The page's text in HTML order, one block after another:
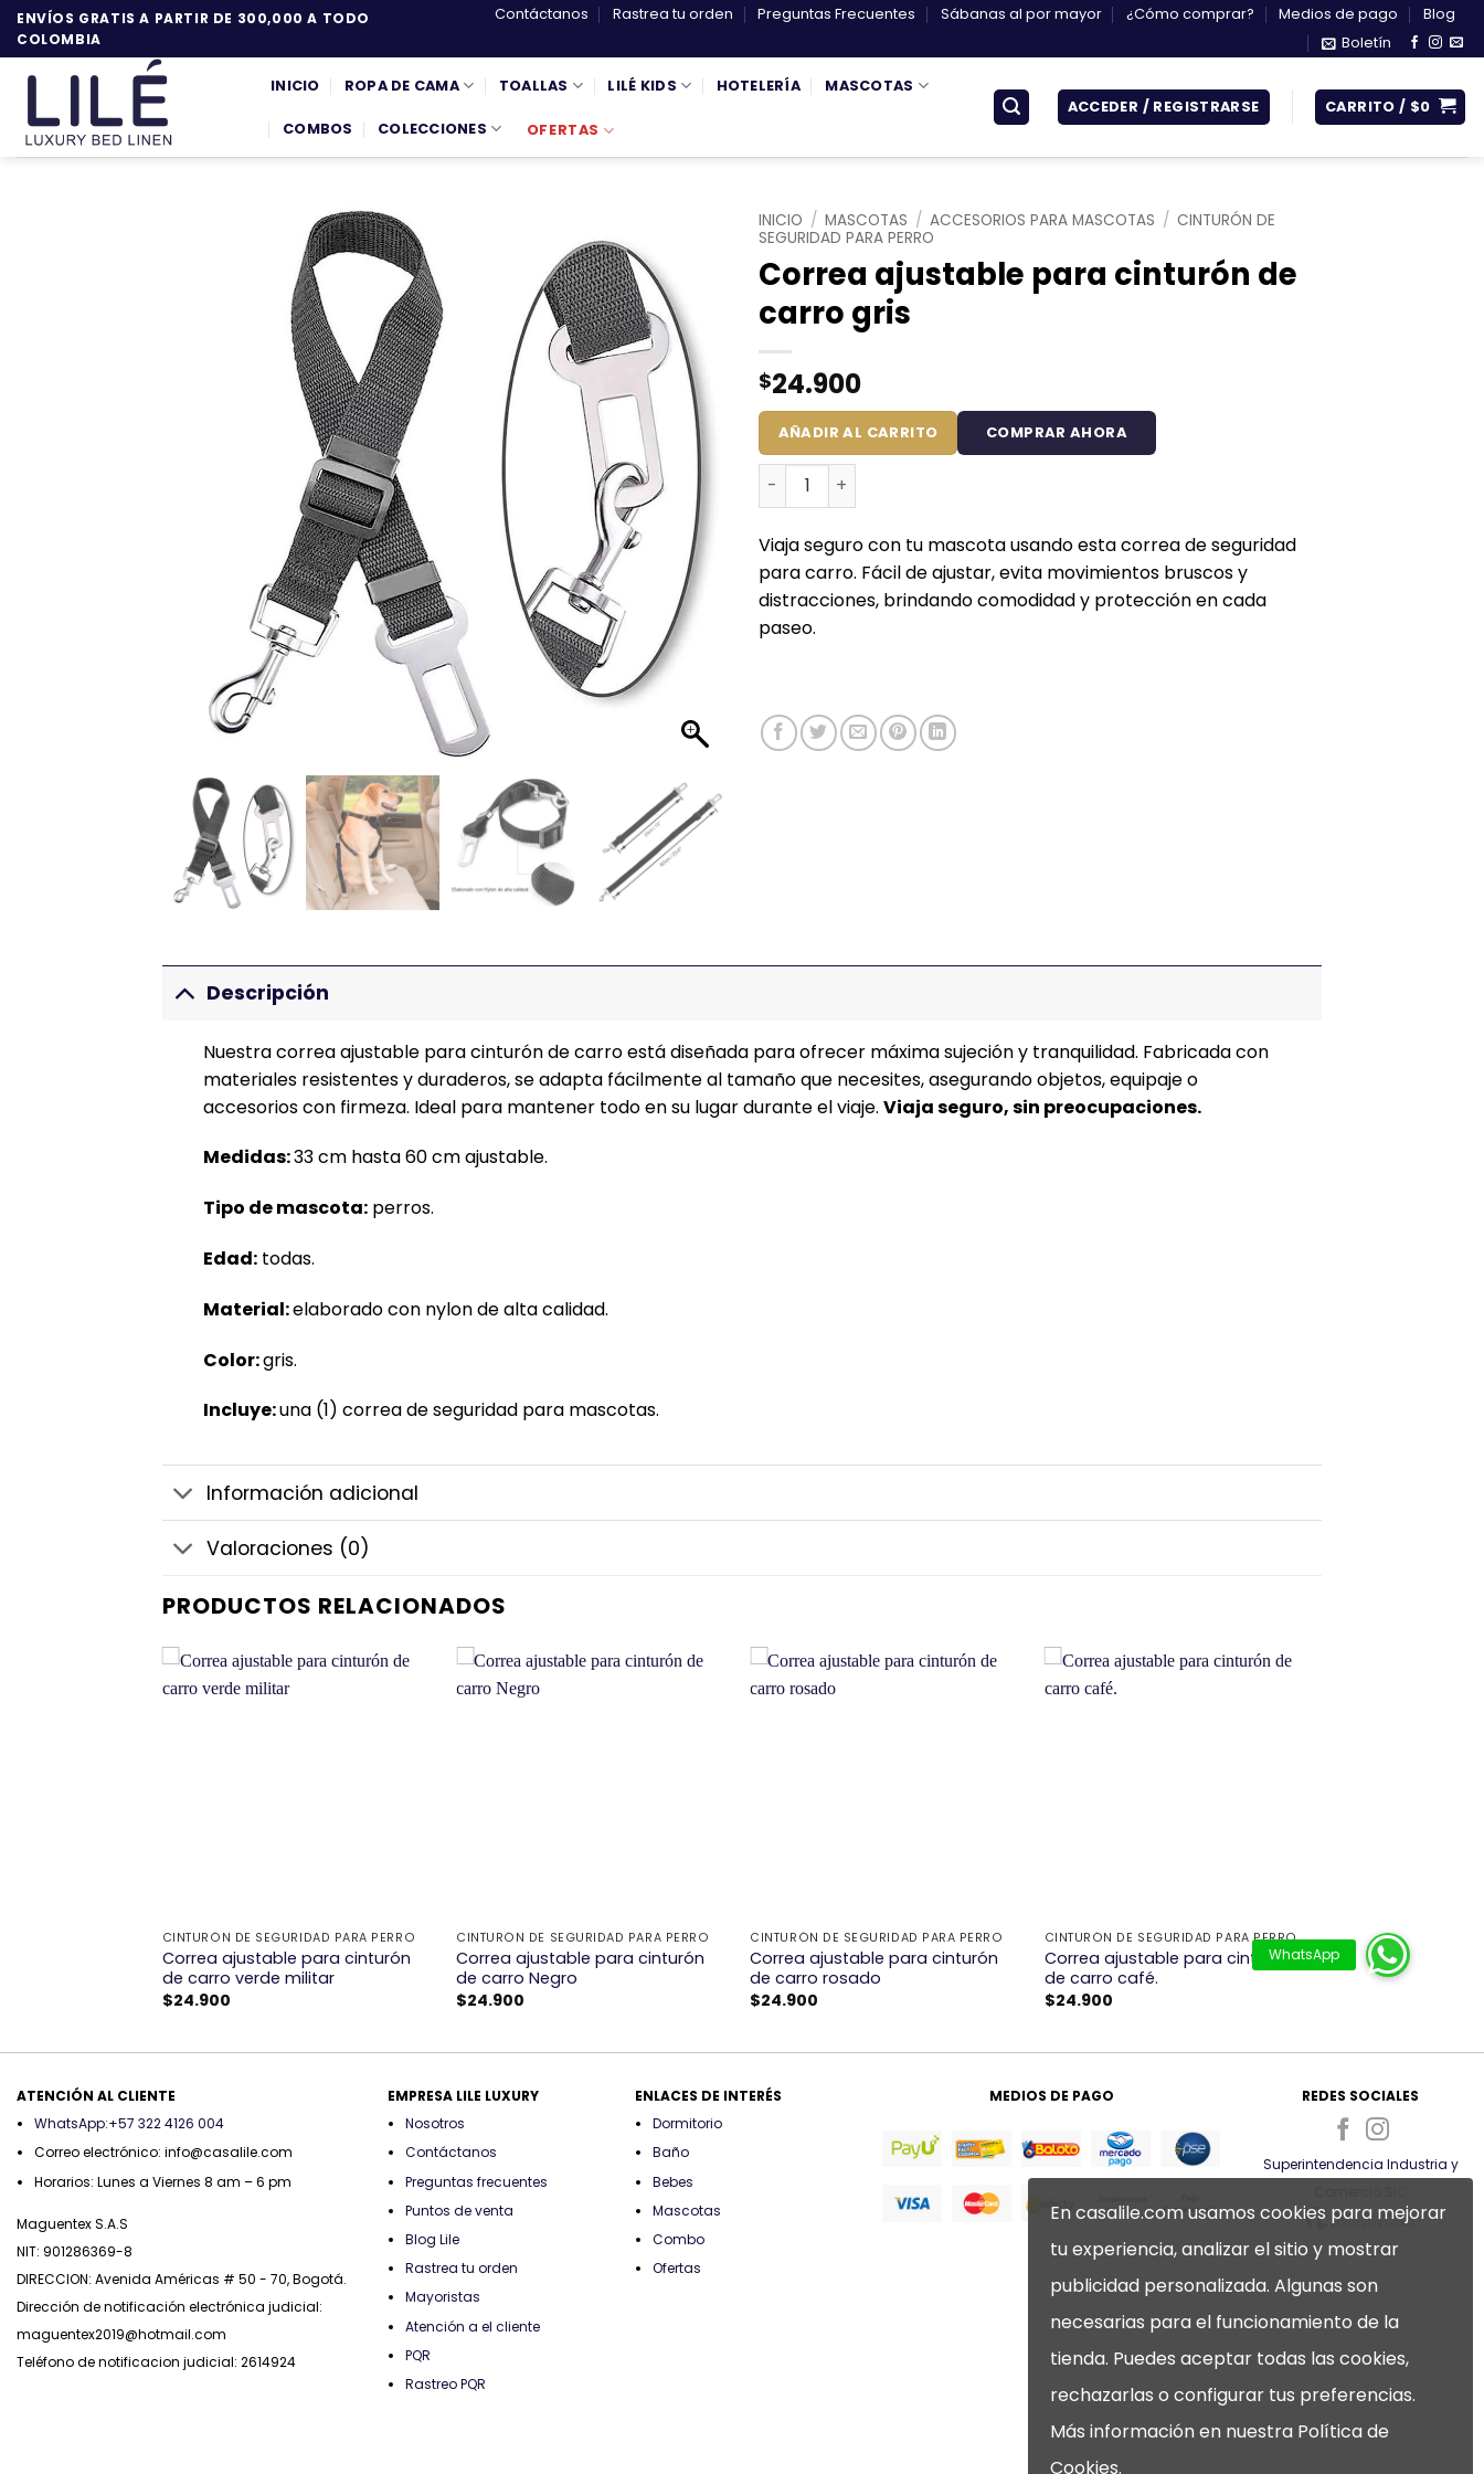
Saltar
ENVÍOS GRATIS A PARTIR DE 300,000 A TODO
COLOMBIA
Contáctanos Rastrea tu orden Preguntas Frecuentes Sábanas al por mayor ¿Cómo comprar? Medios de pago
Blog
Boletín
INICIO ROPA DE CAMA TOALLAS LILÉ KIDS HOTELERÍA MASCOTAS
COMBOS COLECCIONES OFERTAS
ACCEDER / REGISTRARSE CARRITO / $0
INICIO / MASCOTAS / ACCESORIOS PARA MASCOTAS / CINTURÓN DE
SEGURIDAD PARA PERRO
Correa ajustable para cinturón de
carro gris
$24.900
Correa ajustable para cinturón de carro gris cantidad
AÑADIR AL CARRITO COMPRAR AHORA
Viaja seguro con tu mascota usando esta correa de seguridad
para carro. Fácil de ajustar, evita movimientos bruscos y
distracciones, brindando comodidad y protección en cada
paseo.
Descripción
Nuestra correa ajustable para cinturón de carro está diseñada para ofrecer máxima sujeción y tranquilidad. Fabricada con
materiales resistentes y duraderos, se adapta fácilmente al tamaño que necesites, asegurando objetos, equipaje o
accesorios con firmeza. Ideal para mantener todo en su lugar durante el viaje. Viaja seguro, sin preocupaciones.
Medidas:33 cm hasta 60 cm ajustable.
Tipo de mascota:perros.
Edad:todas.
Material:elaborado con nylon de alta calidad.
Color:gris.
Incluye:una (1) correa de seguridad para mascotas.
Información adicional
Valoraciones (0)
PRODUCTOS RELACIONADOS
CINTURÓN DE SEGURIDAD PARA PERRO
Correa ajustable para cinturón
de carro verde militar
$24.900
CINTURÓN DE SEGURIDAD PARA PERRO
Correa ajustable para cinturón
de carro Negro
$24.900
CINTURÓN DE SEGURIDAD PARA PERRO
Correa ajustable para cinturón
de carro rosado
$24.900
CINTURÓN DE SEGURIDAD PARA PERRO
Correa ajustable para cinturón
de carro café.
$24.900
ATENCIÓN AL CLIENTE
WhatsApp:+57 322 4126 004
Correo electrónico: info@casalile.com
Horarios: Lunes a Viernes 8 am – 6 pm
Maguentex S.A.S
NIT: 901286369-8
DIRECCION: Avenida Américas # 50 - 70, Bogotá.
Dirección de notificación electrónica judicial:
maguentex2019@hotmail.com
Teléfono de notificacion judicial: 2614924
EMPRESA LILE LUXURY
Nosotros
Contáctanos
Preguntas frecuentes
Puntos de venta
Blog Lile
Rastrea tu orden
Mayoristas
Atención a el cliente
PQR
Rastreo PQR
ENLACES DE INTERÉS
Dormitorio
Baño
Bebes
Mascotas
Combo
Ofertas
MEDIOS DE PAGO REDES SOCIALES
Superintendencia Industria y
En casalile.com usamos cookies para mejorar
tu experiencia, analizar el sitio y mostrar
publicidad personalizada. Algunas son
necesarias para el funcionamiento de la
tienda. Puedes aceptar todas las cookies,
rechazarlas o configurar tus preferencias.
Más información en nuestra Política de
Cookies.